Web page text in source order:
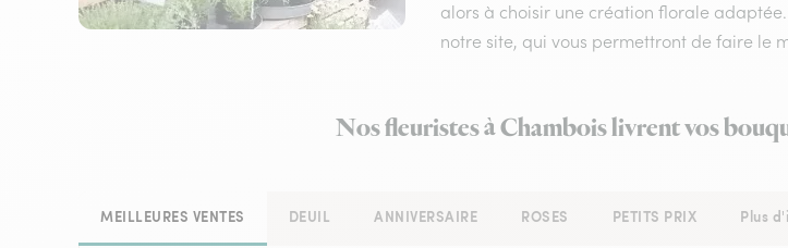
alors à choisir une création florale
notre site, qui vous permettront de faire le
Nos fleuristes à Chambois livrent vos
MEILLEURES VENTES DEUIL ANNIVERSAIRE ROSES PETITS PRIX Plus